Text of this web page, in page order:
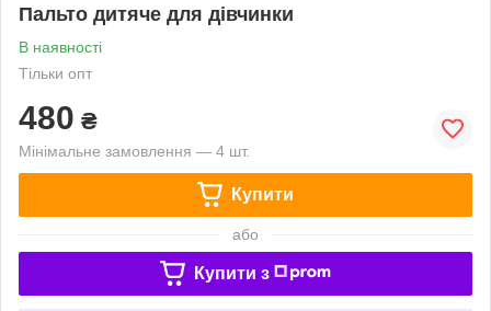
Пальто дитяче для дівчинки
В наявності
Тільки опт
480 ₴
Мінімальне замовлення — 4 шт.
Купити
або
Купити з